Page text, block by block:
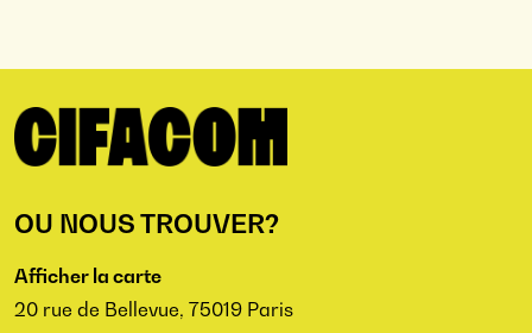
OU NOUS TROUVER?
Afficher la carte
20 rue de Bellevue, 75019 Paris